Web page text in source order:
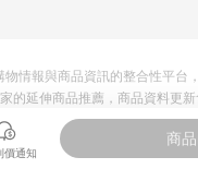
價通知
商
物情報與商品資訊的整合性平台
的延伸商品推薦，商品資料更
商家，確認現售價與購物條件，